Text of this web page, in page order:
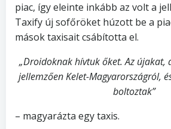
piac, így eleinte inkább az volt a
Taxify új sofőröket húzott be a
mások taxisait csábította el.
„Droidoknak hívtuk őket. Az újakat,
jellemzően Kelet-Magyarországról,
boltoztak”
– magyarázta egy taxis.